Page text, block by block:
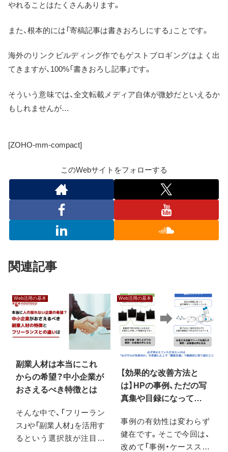
やれることはたくさんあります。
また、根本的には「寄稿記事は書きおろしにする」ことです。
海外のリンクビルディング作でもゲストブロギングはよく出
てきますが、100%「書きおろし記事」です。
そういう意味では、全文転載メディア自体が微妙だといえるか
もしれませんが…
[ZOHO-mm-compact]
このWebサイトをフォローする
関連記事
Web活用の基本
副業人材は本当にこれ
からの希望？中小企業が
おさえるべき特徴とは
そんな中で、「フリーラン
ス」や「副業人材」を活用す
るという選択肢が注目さ
Web活用の基本
【効果的な改善方法と
は】HPの事例、ただの写
真集や目録になってい
事例の有効性は変わらず
健在です。そこで今回は、
改めて「事例・ケーススタ